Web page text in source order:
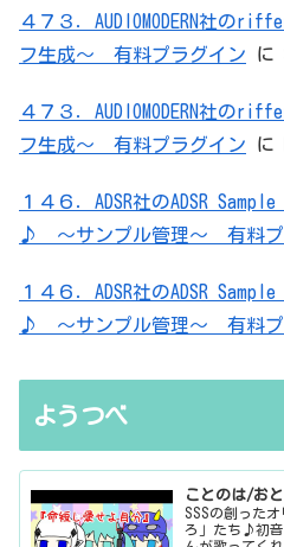
４７３．AUDIOMODERN社
フ生成～ 有料プラグイン に
４７３．AUDIOMODERN社
フ生成～ 有料プラグイン に
１４６．ADSR社のADSR
♪ ～サンプル管理～ 有料プ
１４６．ADSR社のADSR
♪ ～サンプル管理～ 有料プ
ようつべ
ことのは/おと
SSSの創った
ろ」たち♪初音